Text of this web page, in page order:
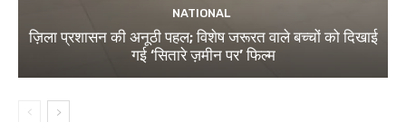
NATIONAL
ज़िला प्रशासन की अनूठी पहल; विशेष जरूरत वाले बच्चों को दिखाई
गई ‘सितारे ज़मीन पर’ फिल्म